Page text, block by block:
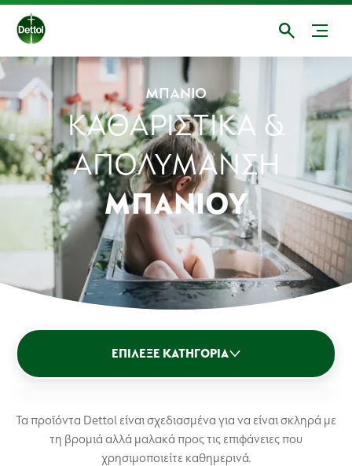
ΜΠΆΝΙΟ
ΚΑΘΑΡΙΣΤΙΚΆ &
ΑΠΟΛΎΜΑΝΣΗ
ΜΠΆΝΙΟΥ
ΕΠΊΛΕΞΕ ΚΑΤΗΓΟΡΊΑ
Καθαριστικά Επιφανειών
Δάπεδο
Τα προϊόντα Dettol είναι σχεδιασμένα για να είναι σκληρά με
τη βρομιά αλλά μαλακά προς τις επιφάνειες που
χρησιμοποιείτε καθημερινά.